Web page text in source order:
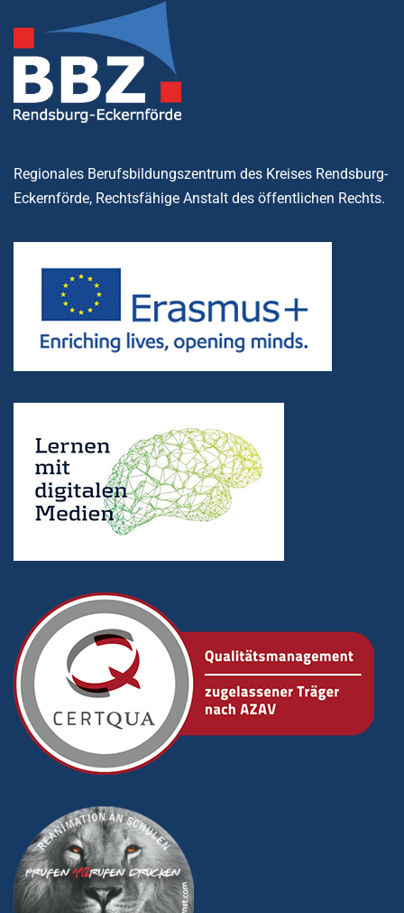
Regionales Berufsbildungszentrum des Kreises Rendsburg-
Eckernförde, Rechtsfähige Anstalt des öffentlichen Rechts.